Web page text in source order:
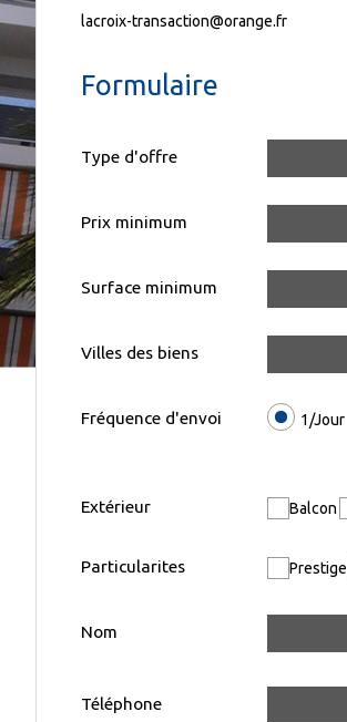
lacroix-transaction@orange.fr
Formulaire
Type d'offre
Prix minimum
Surface minimum
Villes des biens
Fréquence d'envoi 1/Jour
Extérieur Balcon
Particularites Prestige
Nom
Téléphone